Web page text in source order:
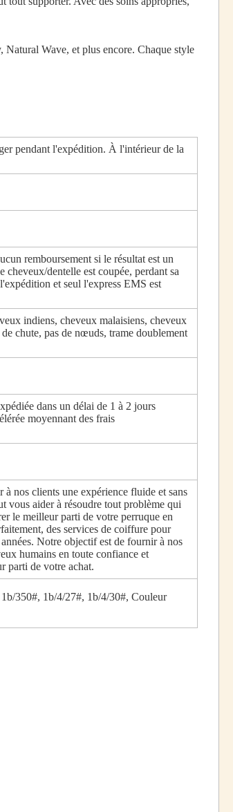
Wave, et plus encore. Chaque style
pendant l'expédition. À l'intérieur de la
remboursement si le résultat est un
dentelle est coupée, perdant sa
et seul l'express EMS est
indiens, cheveux malaisiens, cheveux
chute, pas de nœuds, trame doublement
dans un délai de 1 à 2 jours
moyennant des frais
nos clients une expérience fluide et sans
vous aider à résoudre tout problème qui
le meilleur parti de votre perruque en
des services de coiffure pour
Notre objectif est de fournir à nos
humains en toute confiance et
parti de votre achat.
350#, 1b/4/27#, 1b/4/30#, Couleur